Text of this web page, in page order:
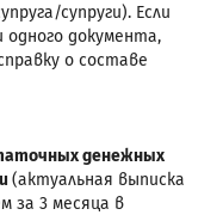
супруги). Если
одного документа,
о составе
денежных
(актуальная выписка
за 3 месяца в